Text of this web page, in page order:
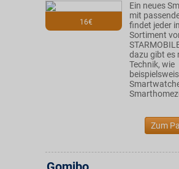
16€
Ein neues
mit
findet jeder
Sortiment
dazu gibt es
Technik, wie
Zum